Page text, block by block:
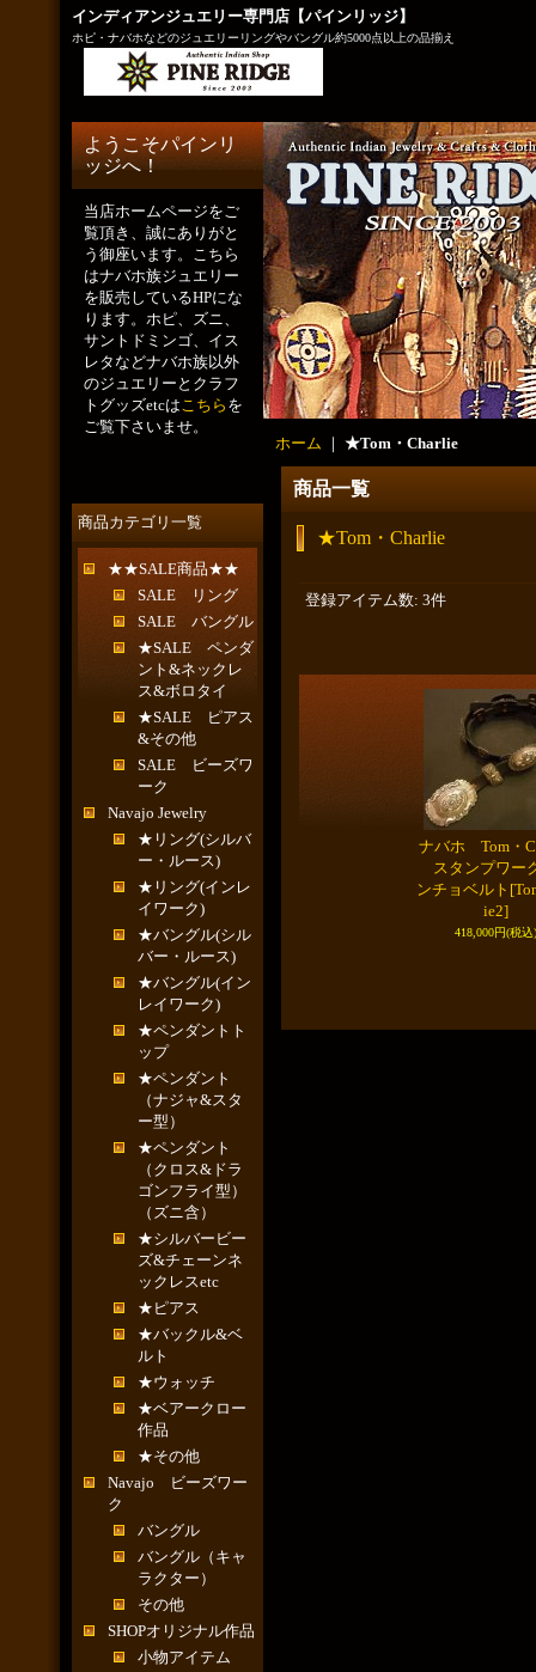
インディアンジュエリー専門店【パインリッジ】
ホピ・ナバホなどのジュエリーリングやバングル約5000点以上の品揃え
ようこそパインリ
ッジへ！
当店ホームページをご
覧頂き、誠にありがと
う御座います。こちら
はナバホ族ジュエリー
を販売しているHPにな
ります。ホピ、ズニ、
サントドミンゴ、イス
レタなどナバホ族以外
のジュエリーとクラフ
トグッズetcはこちら を
ご覧下さいませ。
商品カテゴリ一覧
★★SALE商品★★
SALE リング
SALE バングル
★SALE ペンダ
ント&ネックレ
ス&ボロタイ
★SALE ピアス
&その他
SALE ビーズワ
ーク
Navajo Jewelry
★リング(シルバ
ー・ルース)
★リング(インレ
イワーク)
★バングル(シル
バー・ルース)
★バングル(イン
レイワーク)
★ペンダントト
ップ
★ペンダント
（ナジャ&スタ
ー型）
★ペンダント
（クロス&ドラ
ゴンフライ型）
（ズニ含）
★シルバービー
ズ&チェーンネ
ックレスetc
★ピアス
★バックル&ベ
ルト
★ウォッチ
★ベアークロー
作品
★その他
Navajo ビーズワー
ク
バングル
バングル（キャ
ラクター）
その他
SHOPオリジナル作品
小物アイテム
ホーム ｜ ★Tom・Charlie
商品一覧
★Tom・Charlie
登録アイテム数: 3件
ナバホ Tom・
スタンプワ
ンチョベルト
ie2]
418,000円(税込)